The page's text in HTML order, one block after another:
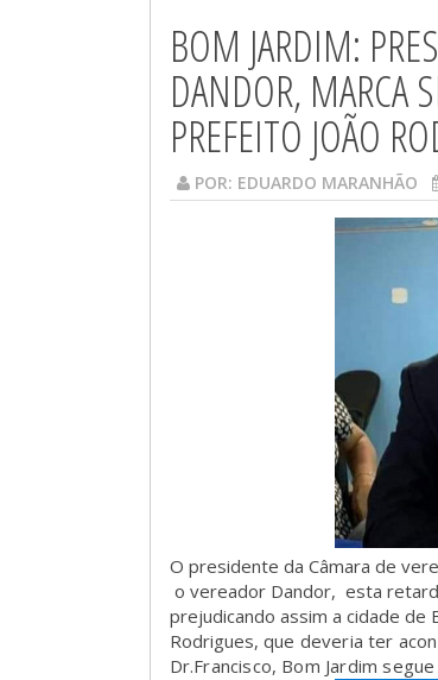
BOM JARDIM:
DANDOR, MARCA
PREFEITO JOÃO
POR: EDUARDO MARANHÃO
O presidente da Câmara de
o vereador Dandor, esta
prejudicando assim a cidade de
Rodrigues, que deveria ter
Dr.Francisco, Bom Jardim